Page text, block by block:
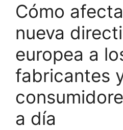
Cómo
nueva
europea a
fabricantes
a día